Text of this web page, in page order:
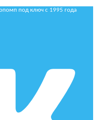
под ключ с 1995 года